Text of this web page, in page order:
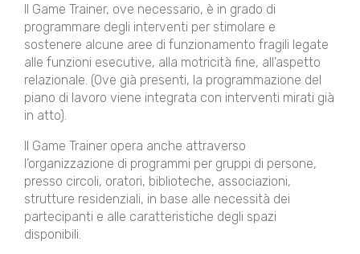
Il Game Trainer, ove necessario, è in grado di
programmare degli interventi per stimolare e
sostenere alcune aree di funzionamento fragili legate
alle funzioni esecutive, alla motricità fine, all’aspetto
relazionale. (Ove già presenti, la programmazione del
piano di lavoro viene integrata con interventi mirati già
in atto).
Il Game Trainer opera anche attraverso
l’organizzazione di programmi per gruppi di persone,
presso circoli, oratori, biblioteche, associazioni,
strutture residenziali, in base alle necessità dei
partecipanti e alle caratteristiche degli spazi
disponibili.